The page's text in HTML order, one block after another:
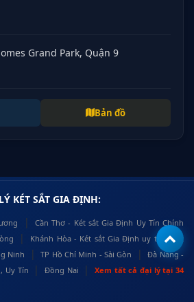
Grand Park, Quận 9
Bản đồ
KÉT SẮT GIA ĐỊNH:
|
Cần Thơ - Két sắt Gia Định Uy Tín Chính
|
Khánh Hòa - Két sắt Gia Định uy tín, chất
Ninh | TP Hồ Chí Minh - Sài Gòn |
Đà Nẵng -
Uy Tín
| Đồng Nai |
Xem tất cả đại lý tại 34